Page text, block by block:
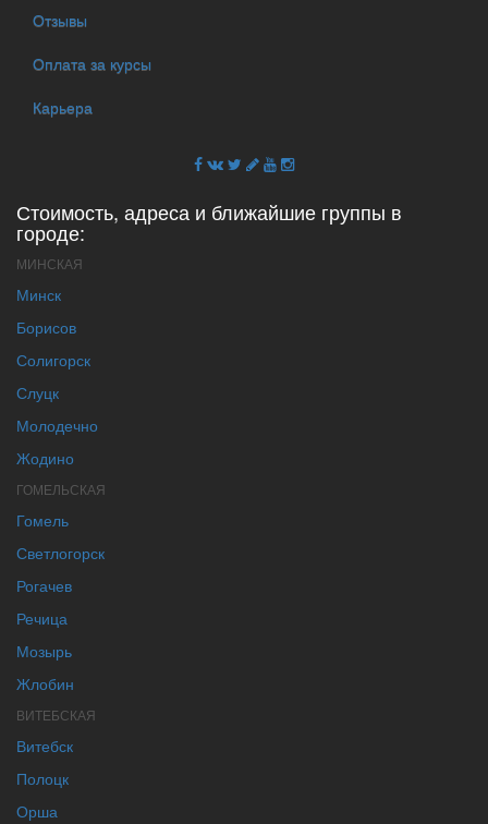
Отзывы
Оплата за курсы
Карьера
Стоимость, адреса и ближайшие группы в
городе:
МИНСКАЯ
Минск
Борисов
Солигорск
Слуцк
Молодечно
Жодино
ГОМЕЛЬСКАЯ
Гомель
Светлогорск
Рогачев
Речица
Мозырь
Жлобин
ВИТЕБСКАЯ
Витебск
Полоцк
Орша